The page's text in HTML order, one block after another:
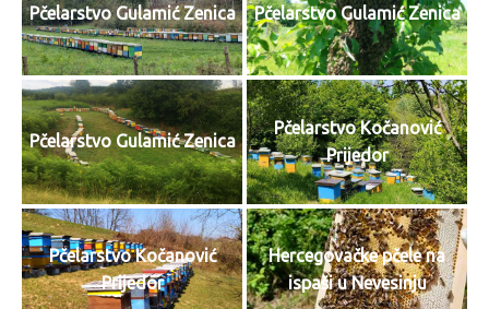
Pčelarstvo Gulamić Zenica Pčelarstvo Gulamić Zenica
Pčelarstvo Gulamić Zenica
Pčelarstvo Kočanović
Prijedor
Pčelarstvo Kočanović
Prijedor
Hercegovačke pčele na
ispaši u Nevesinju